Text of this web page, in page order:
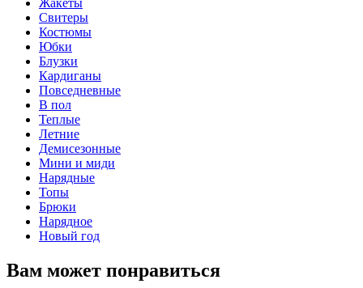
Жакеты
Свитеры
Костюмы
Юбки
Блузки
Кардиганы
Повседневные
В пол
Теплые
Летние
Демисезонные
Мини и миди
Нарядные
Топы
Брюки
Нарядное
Новый год
Вам может понравиться